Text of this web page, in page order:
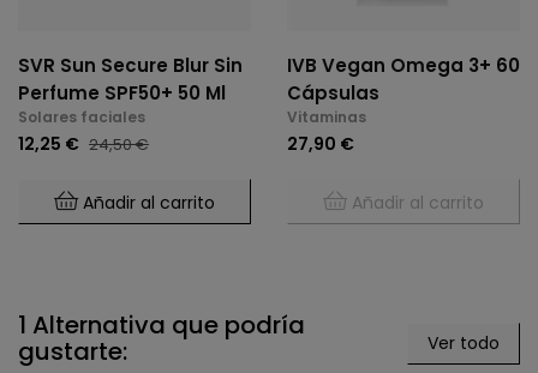
SVR Sun Secure Blur Sin
Perfume SPF50+ 50 Ml
Solares faciales
12,25 € 24,50 €
Añadir al carrito
IVB Vegan Omega 3+ 60
Cápsulas
Vitaminas
27,90 €
Añadir al carrito
1 Alternativa que podría
gustarte: Ver todo